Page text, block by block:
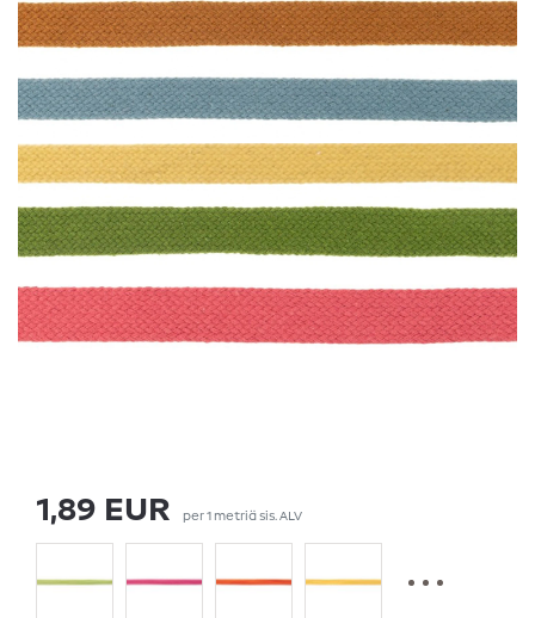
1,89 EUR per1 metriäsis. ALV